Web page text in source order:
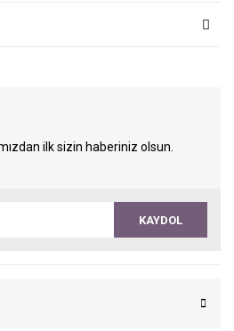
ilk sizin haberiniz olsun.
KAYDOL